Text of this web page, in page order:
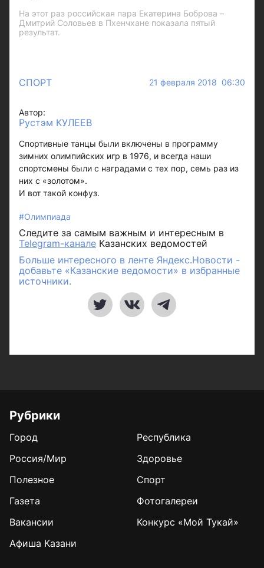
На этот раз российская пара Екатерина Боброва –
Дмитрий Соловьев в Пхенчхане показала пятый
результат.
СПОРТ 21 февраля 2018 06:30
Автор:
Рустэм КУЛЕЕВ
Спортивные танцы были включены в программу
зимних олимпийских игр в 1976, и всегда наши
спортсмены были с наградами с тех пор, семь раз из
них с «золотом».
И вот такой конфуз.
#Олимпиада
Следите за самым важным и интересным в
Telegram-канале Казанских ведомостей
Больше интересного в ленте Яндекс.Новости -
добавьте «Казанские ведомости» в избранные
источники.
Рубрики
Город
Республика
Россия/Мир
Здоровье
Полезное
Спорт
Газета
Фотогалереи
Вакансии
Конкурс «Мой Тукай»
Афиша Казани